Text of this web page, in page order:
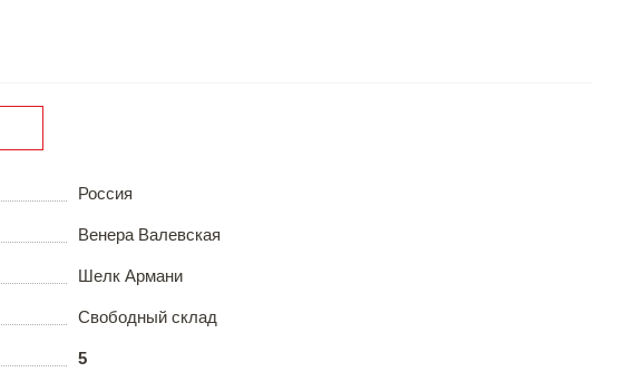
Россия
Венера Валевская
Шелк Армани
Свободный склад
5